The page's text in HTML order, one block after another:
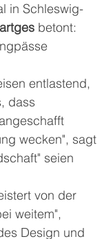
in Schleswig-
betont:
entlastend,
dass
wecken", sagt
seien
von der
weitem",
Design und